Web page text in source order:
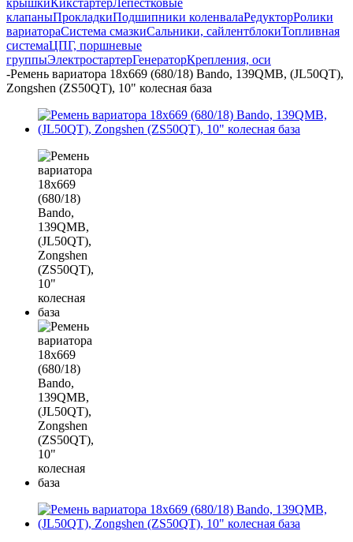
клапаныПрокладкиПодшипники коленвалаРедукторРолики
вариатораСистема смазкиСальники, сайлентблокиТопливная
системаЦПГ, поршневые
группыЭлектростартерГенераторКрепления, оси
-Ремень вариатора 18x669 (680/18) Bando, 139QMB, (JL50QT),
Zongshen (ZS50QT), 10" колесная база